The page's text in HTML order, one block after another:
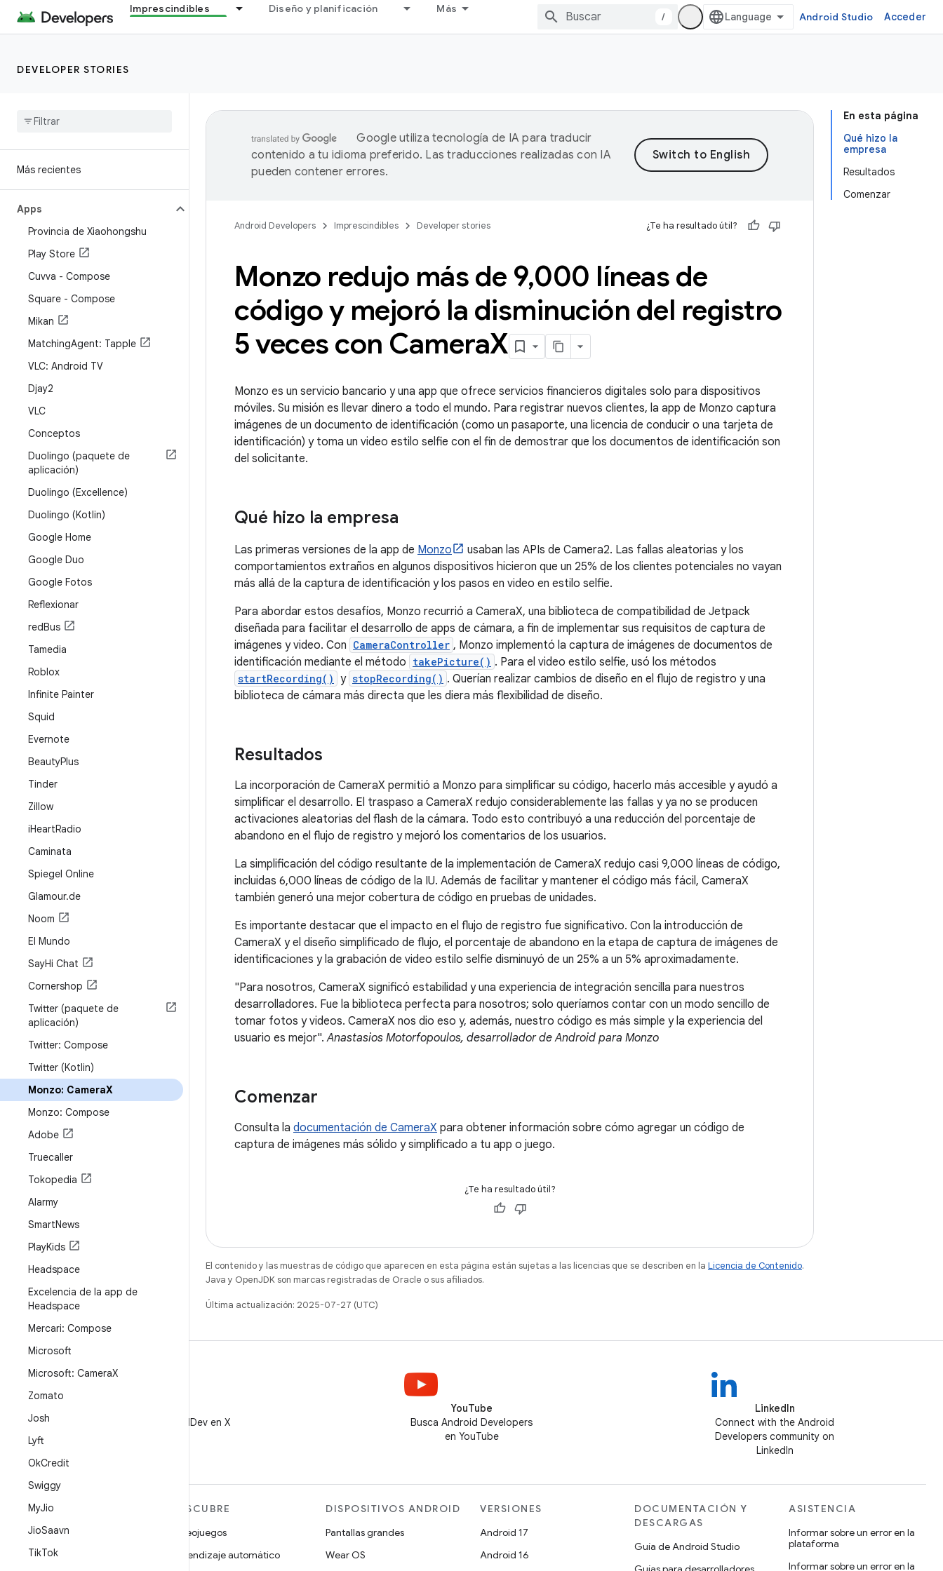
Imprescindibles Diseño y planificación Más
/ Android Studio Acceder
DEVELOPER STORIES
Más recientes
Apps
Provincia de Xiaohongshu
Play Store
Cuvva - Compose
Square - Compose
Mikan
MatchingAgent: Tapple
VLC: Android TV
Djay2
VLC
Conceptos
Duolingo (paquete de
aplicación)
Duolingo (Excellence)
Duolingo (Kotlin)
Google Home
Google Duo
Google Fotos
Reflexionar
redBus
Tamedia
Roblox
Infinite Painter
Squid
Evernote
BeautyPlus
Tinder
Zillow
iHeartRadio
Caminata
Spiegel Online
Glamour.de
Noom
El Mundo
SayHi Chat
Cornershop
Twitter (paquete de
aplicación)
Twitter: Compose
Twitter (Kotlin)
Monzo: CameraX
Monzo: Compose
Adobe
Truecaller
Tokopedia
Alarmy
SmartNews
PlayKids
Headspace
Excelencia de la app de
Headspace
Mercari: Compose
Microsoft
Microsoft: CameraX
Zomato
Josh
Lyft
OkCredit
Swiggy
MyJio
JioSaavn
TikTok
En esta página
Qué hizo la
empresa
Resultados
Comenzar
Google utiliza tecnología de IA para traducir
contenido a tu idioma preferido. Las traducciones realizadas con IA
pueden contener errores.
Android Developers Imprescindibles Developer stories ¿Te ha resultado útil?
Monzo redujo más de 9,000 líneas de
código y mejoró la disminución del registro
5 veces con CameraX
Monzo es un servicio bancario y una app que ofrece servicios financieros digitales solo para dispositivos
móviles. Su misión es llevar dinero a todo el mundo. Para registrar nuevos clientes, la app de Monzo captura
imágenes de un documento de identificación (como un pasaporte, una licencia de conducir o una tarjeta de
identificación) y toma un video estilo selfie con el fin de demostrar que los documentos de identificación son
del solicitante.
Qué hizo la empresa
Las primeras versiones de la app de Monzo
usaban las APIs de Camera2. Las fallas aleatorias y los
comportamientos extraños en algunos dispositivos hicieron que un 25% de los clientes potenciales no vayan
más allá de la captura de identificación y los pasos en video en estilo selfie.
Para abordar estos desafíos, Monzo recurrió a CameraX, una biblioteca de compatibilidad de Jetpack
diseñada para facilitar el desarrollo de apps de cámara, a fin de implementar sus requisitos de captura de
imágenes y video. Con CameraController , Monzo implementó la captura de imágenes de documentos de
identificación mediante el método takePicture() . Para el video estilo selfie, usó los métodos
startRecording() y stopRecording() . Querían realizar cambios de diseño en el flujo de registro y una
biblioteca de cámara más directa que les diera más flexibilidad de diseño.
Resultados
La incorporación de CameraX permitió a Monzo para simplificar su código, hacerlo más accesible y ayudó a
simplificar el desarrollo. El traspaso a CameraX redujo considerablemente las fallas y ya no se producen
activaciones aleatorias del flash de la cámara. Todo esto contribuyó a una reducción del porcentaje de
abandono en el flujo de registro y mejoró los comentarios de los usuarios.
La simplificación del código resultante de la implementación de CameraX redujo casi 9,000 líneas de código,
incluidas 6,000 líneas de código de la IU. Además de facilitar y mantener el código más fácil, CameraX
también generó una mejor cobertura de código en pruebas de unidades.
Es importante destacar que el impacto en el flujo de registro fue significativo. Con la introducción de
CameraX y el diseño simplificado de flujo, el porcentaje de abandono en la etapa de captura de imágenes de
identificaciones y la grabación de video estilo selfie disminuyó de un 25% a un 5% aproximadamente.
"Para nosotros, CameraX significó estabilidad y una experiencia de integración sencilla para nuestros
desarrolladores. Fue la biblioteca perfecta para nosotros; solo queríamos contar con un modo sencillo de
tomar fotos y videos. CameraX nos dio eso y, además, nuestro código es más simple y la experiencia del
usuario es mejor".Anastasios Motorfopoulos, desarrollador de Android para Monzo
Comenzar
Consulta la documentación de CameraX para obtener información sobre cómo agregar un código de
captura de imágenes más sólido y simplificado a tu app o juego.
¿Te ha resultado útil?
El contenido y las muestras de código que aparecen en esta página están sujetas a las licencias que se describen en la Licencia de Contenido.
Java y OpenJDK son marcas registradas de Oracle o sus afiliados.
Última actualización: 2025-07-27 (UTC)
Sigue a @AndroidDev en X
YouTube
Busca Android Developers
en YouTube
LinkedIn
Connect with the Android
Developers community on
LinkedIn
MÁS ANDROID
Android
Android para empresas
DESCUBRE
Videojuegos
Aprendizaje automático
DISPOSITIVOS ANDROID
Pantallas grandes
Wear OS
VERSIONES
Android 17
Android 16
DOCUMENTACIÓN Y
DESCARGAS
Guía de Android Studio
ASISTENCIA
Informar sobre un error en la
plataforma
Informar sobre un error en la